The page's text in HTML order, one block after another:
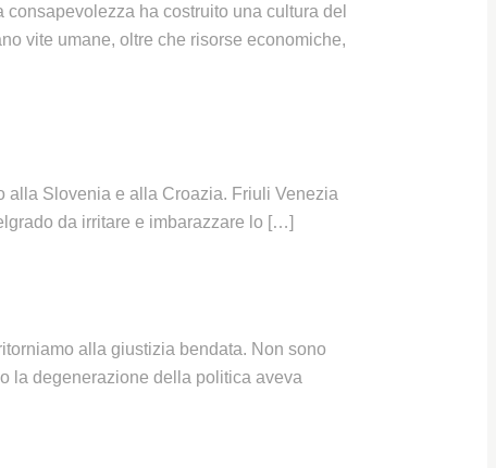
ha costruito una cultura del
vite umane, oltre che risorse economiche,
alla Slovenia e alla Croazia. Friuli Venezia
da irritare e imbarazzare lo […]
alla giustizia bendata. Non sono
la degenerazione della politica aveva